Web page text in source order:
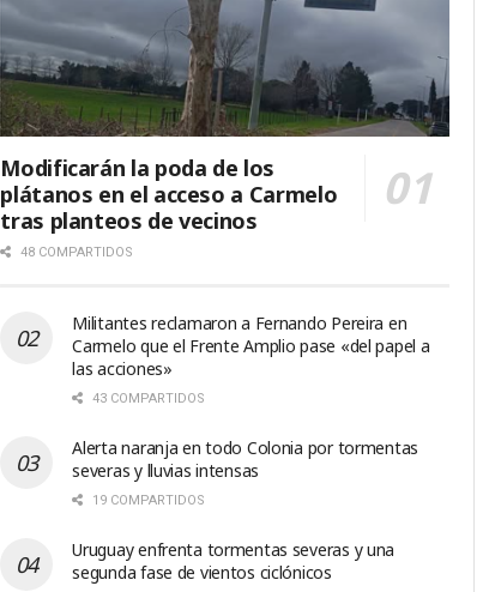
Modificarán la poda de los
plátanos en el acceso a Carmelo
tras planteos de vecinos
48 COMPARTIDOS
Militantes reclamaron a Fernando Pereira en
Carmelo que el Frente Amplio pase «del papel a
las acciones»
43 COMPARTIDOS
Alerta naranja en todo Colonia por tormentas
severas y lluvias intensas
19 COMPARTIDOS
Uruguay enfrenta tormentas severas y una
segunda fase de vientos ciclónicos